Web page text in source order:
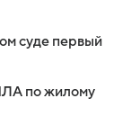
суде первый
по жилому